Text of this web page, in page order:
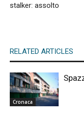
stalker: assolto
RELATED ARTICLES
Cronaca